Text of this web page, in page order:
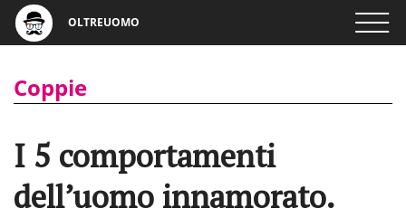
OLTREUOMO
Coppie
I 5 comportamenti
dell’uomo innamorato.